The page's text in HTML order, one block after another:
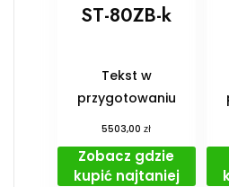
ST-80ZB-k
Tekst w
przygotowaniu
5503,00zł
Zobacz gdzie
kupić najtaniej